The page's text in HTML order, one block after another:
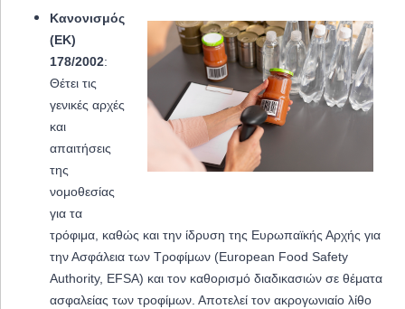
Κανονισμός
(ΕΚ)
178/2002:
Θέτει τις
γενικές αρχές
και
απαιτήσεις
της
νομοθεσίας
για τα
τρόφιμα, καθώς και την ίδρυση της Ευρωπαϊκής Αρχής για
την Ασφάλεια των Τροφίμων (European Food Safety
Authority, EFSA) και τον καθορισμό διαδικασιών σε θέματα
ασφαλείας των τροφίμων. Αποτελεί τον ακρογωνιαίο λίθο